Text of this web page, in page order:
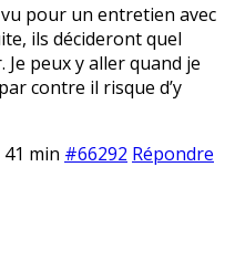
pour un entretien avec
ils décideront quel
peux y aller quand je
contre il risque d’y
min #66292 Répondre